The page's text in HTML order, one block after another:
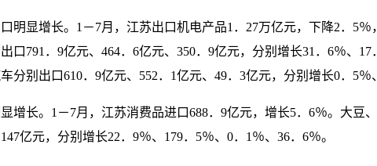
明显增长。1－7月，江苏出口机电产品1．27万亿元，下降2．5
口791．9亿元、464．6亿元、350．9亿元，分别增长31．6％、17
分别出口610．9亿元、552．1亿元、49．3亿元，分别增长0．5％
增长。1－7月，江苏消费品进口688．9亿元，增长5．6％。大豆
亿元，分别增长22．9％、179．5％、0．1％、36．6％。